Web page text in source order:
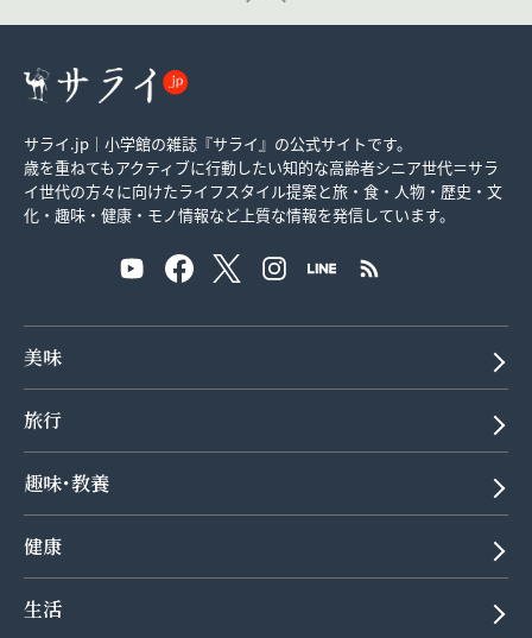
サライ.jp｜小学館の雑誌『サライ』の公式サイトです。
歳を重ねてもアクティブに行動したい知的な高齢者シニア世代＝サラ
イ世代の方々に向けたライフスタイル提案と旅・食・人物・歴史・文
化・趣味・健康・モノ情報など上質な情報を発信しています。
美味
旅行
趣味･教養
健康
生活